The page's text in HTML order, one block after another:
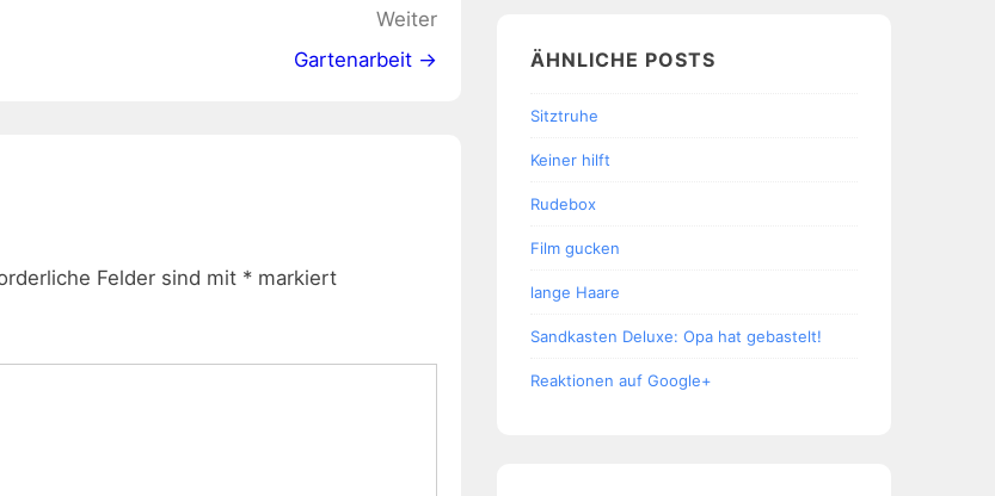
Weiter
Gartenarbeit →
Felder sind mit * markiert
ÄHNLICHE POSTS
Sitztruhe
Keiner hilft
Rudebox
Film gucken
lange Haare
Sandkasten Deluxe: Opa hat gebastelt!
Reaktionen auf Google+